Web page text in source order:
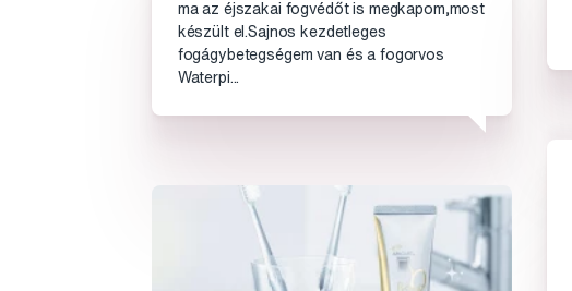
ma az éjszakai fogvédőt is megkapom,most
készült el.Sajnos kezdetleges
fogágybetegségem van és a fogorvos
Waterpi...